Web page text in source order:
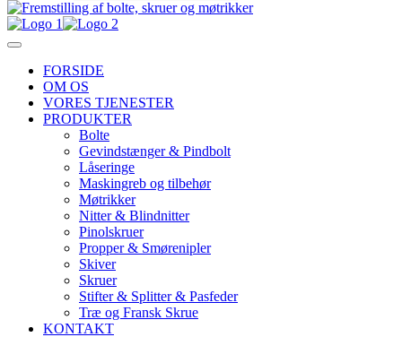
FORSIDE
OM OS
VORES TJENESTER
PRODUKTER
Bolte
Gevindstænger & Pindbolt
Låseringe
Maskingreb og tilbehør
Møtrikker
Nitter & Blindnitter
Pinolskruer
Propper & Smørenipler
Skiver
Skruer
Stifter & Splitter & Pasfeder
Træ og Fransk Skrue
KONTAKT